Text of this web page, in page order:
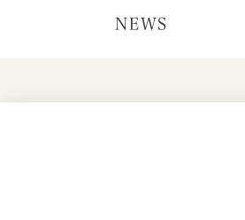
NEWS